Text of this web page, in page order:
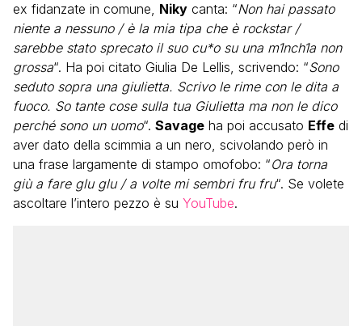
ex fidanzate in comune, Niky canta: “Non hai passato
niente a nessuno / è la mia tipa che è rockstar /
sarebbe stato sprecato il suo cu*o su una m1nch1a non
grossa“. Ha poi citato Giulia De Lellis, scrivendo: “Sono
seduto sopra una giulietta. Scrivo le rime con le dita a
fuoco. So tante cose sulla tua Giulietta ma non le dico
perché sono un uomo“. Savage ha poi accusato Effe di
aver dato della scimmia a un nero, scivolando però in
una frase largamente di stampo omofobo: “Ora torna
giù a fare glu glu / a volte mi sembri fru fru“. Se volete
ascoltare l’intero pezzo è su YouTube.